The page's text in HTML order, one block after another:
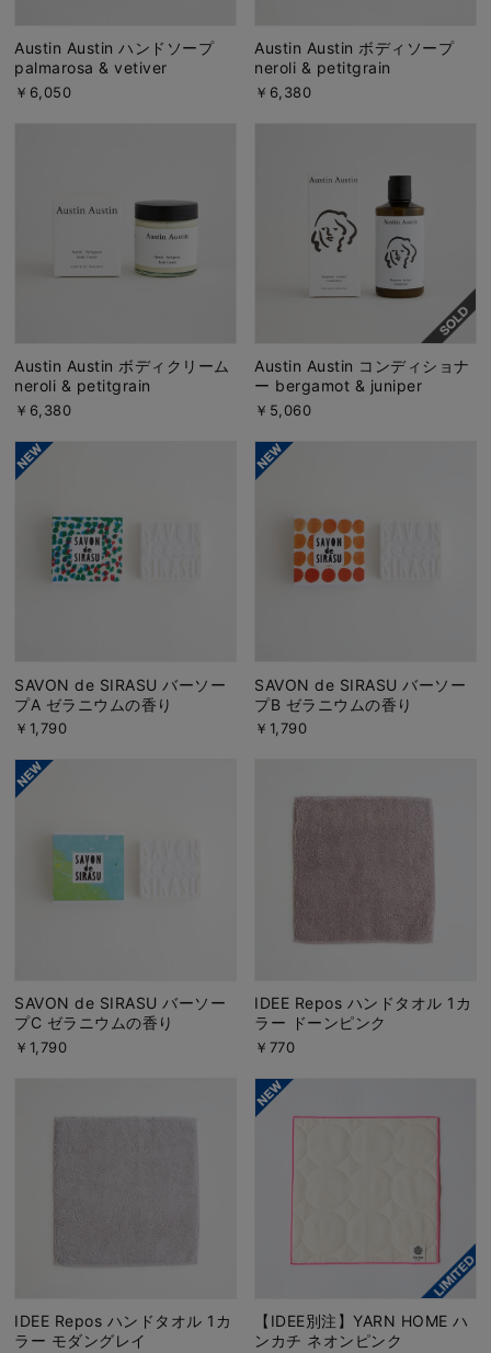
Austin Austin ハンドソープ
palmarosa & vetiver
￥6,050
Austin Austin ボディソープ
neroli & petitgrain
￥6,380
Austin Austin ボディクリーム
neroli & petitgrain
￥6,380
Austin Austin コンディショナ
ー bergamot & juniper
￥5,060
SAVON de SIRASU バーソー
プA ゼラニウムの香り
￥1,790
SAVON de SIRASU バーソー
プB ゼラニウムの香り
￥1,790
SAVON de SIRASU バーソー
プC ゼラニウムの香り
￥1,790
IDEE Repos ハンドタオル 1カ
ラー ドーンピンク
￥770
IDEE Repos ハンドタオル 1カ
ラー モダングレイ
【IDEE別注】YARN HOME ハ
ンカチ ネオンピンク